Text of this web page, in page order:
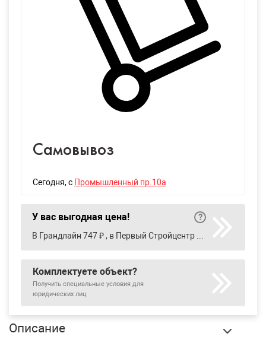
Самовывоз
Сегодня, с Промышленный пр.10а
У вас выгодная цена!
Комплектуете объект?
Получить специальные условия для
юридических лиц
Описание